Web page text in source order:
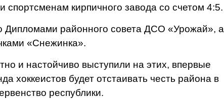
спортсменам кирпичного завода со счетом 4:5.
Дипломами районного совета ДСО «Урожай», а
«Снежин­ка».
и настойчиво выступили на этих, впервые
хоккеистов будет отстаивать честь района в
республики.